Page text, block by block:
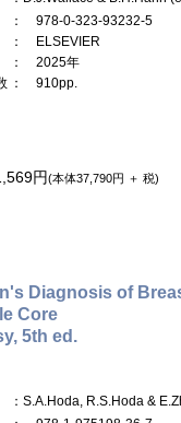
： 978-0-323-93232-5
： ELSEVIER
： 2025年
： 910pp.
円(本体37,790円 ＋ 税)
Diagnosis of
Core
5th ed.
：S.A.Hoda, R.S.Hoda &